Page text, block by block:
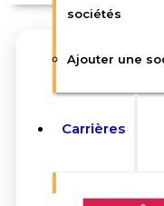
Recherchersociétés
Ajouter une
Carrières